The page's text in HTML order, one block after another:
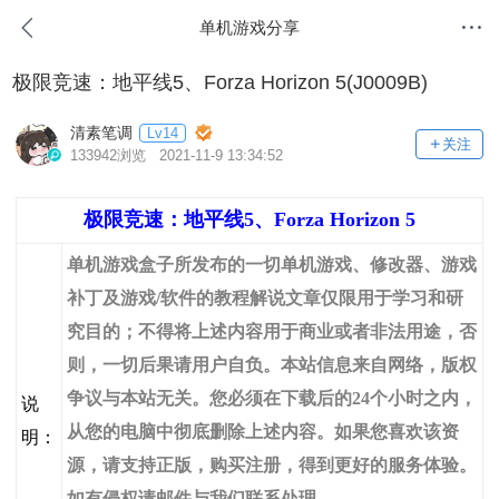
单机游戏分享
极限竞速：地平线5、Forza Horizon 5(J0009B)
清素笔调
Lv14
133942浏览 2021-11-9 13:34:52
关注
极限竞速：地平线5、Forza Horizon 5
说
明：
单机游戏盒子所发布的一切单机游戏、修改器、游戏
补丁及游戏/软件的教程解说文章仅限用于学习和研
究目的；不得将上述内容用于商业或者非法用途，否
则，一切后果请用户自负。本站信息来自网络，版权
争议与本站无关。您必须在下载后的24个小时之内，
从您的电脑中彻底删除上述内容。如果您喜欢该资
源，请支持正版，购买注册，得到更好的服务体验。